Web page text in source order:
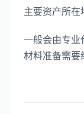
主要资产所在
一般会由专业
材料准备需要